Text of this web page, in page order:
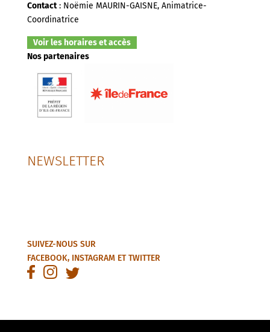
Contact: Noëmie MAURIN-GAISNE, Animatrice-
Coordinatrice
Voir les horaires et accès
Nos partenaires
NEWSLETTER
SUIVEZ-NOUS SUR
FACEBOOK, INSTAGRAMETTWITTER